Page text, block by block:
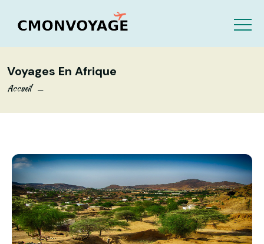
Voyages En Afrique
Accueil